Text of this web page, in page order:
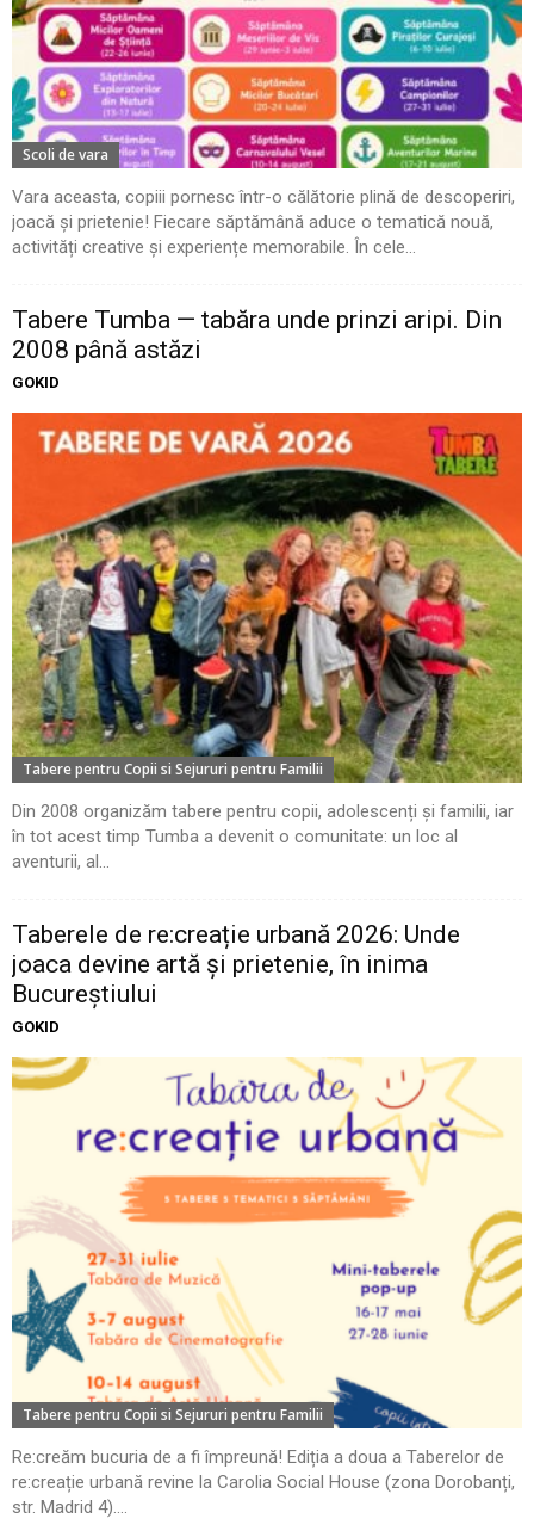
Scoli de vara
Vara aceasta, copiii pornesc într-o călătorie plină de descoperiri,
joacă și prietenie! Fiecare săptămână aduce o tematică nouă,
activități creative și experiențe memorabile. În cele...
Tabere Tumba — tabăra unde prinzi aripi. Din
2008 până astăzi
GOKID
Tabere pentru Copii si Sejururi pentru Familii
Din 2008 organizăm tabere pentru copii, adolescenți și familii, iar
în tot acest timp Tumba a devenit o comunitate: un loc al
aventurii, al...
Taberele de re:creație urbană 2026: Unde
joaca devine artă și prietenie, în inima
Bucureștiului
GOKID
Tabere pentru Copii si Sejururi pentru Familii
Re:creăm bucuria de a fi împreună! Ediția a doua a Taberelor de
re:creație urbană revine la Carolia Social House (zona Dorobanți,
str. Madrid 4)....